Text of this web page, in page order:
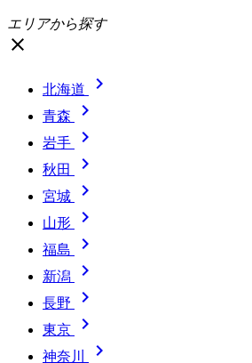
エリアから探す
close
北海道 
青森 
岩手 
秋田 
宮城 
山形 
福島 
新潟 
長野 
東京 
神奈川 